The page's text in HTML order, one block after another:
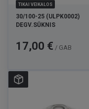
TIKAI VEIKALOS
30/100-25 (ULPK0002)
DEGV.SŪKNIS
Cena
17,00 € / GAB